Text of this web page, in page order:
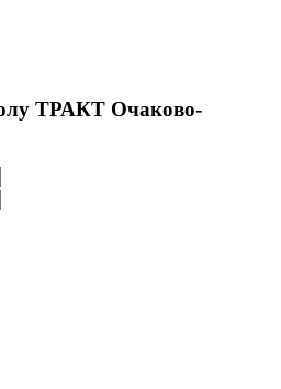
ТРАКТ Очаково-